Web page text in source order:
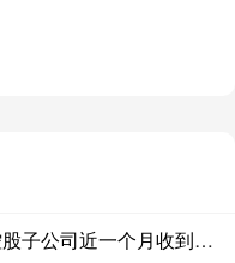
股票杠杆用什么软件 永鼎股份：控股子公司近一个月收到约11.33亿元大功率激光器芯片产品采购订单